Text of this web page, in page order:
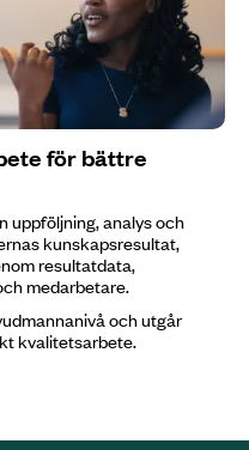
för bättre
uppföljning, analys och
kunskapsresultat,
resultatdata,
medarbetare.
och utgår
kvalitetsarbete.